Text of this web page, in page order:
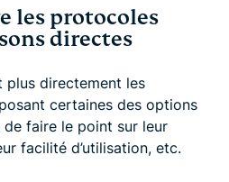
les protocoles
directes
plus directement les
certaines des options
faire le point sur leur
facilité d’utilisation, etc.